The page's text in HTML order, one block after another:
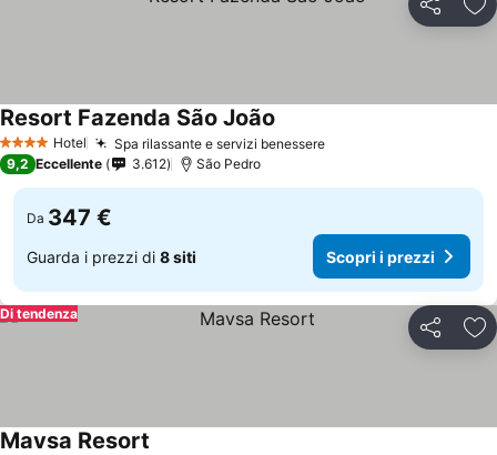
Condividi
4 Stelle Hotel Spa rilassante e servizi benessere
Resort Fazenda São João
9,2 Eccellente 3.612 São Pedro
Da 347 €
Guarda i prezzi di 8 siti Scopri i prezzi
Condividi
Di tendenza
Mavsa Resort